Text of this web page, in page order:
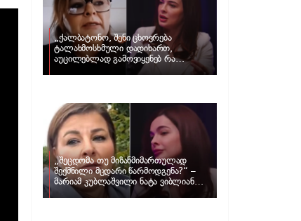
„ქალბატონო, შენი ცხოვრება
ტალახმოსხმული დადიხართ,
აუცილებლად გამოვიყენებ რა
ინფორმაციაც მაქვს“… – რა
„შეცდომა თუ მიზანმიმართულად
შექმნილი მცდარი წარმოდგენა?“ –
მარიამ კუბლაშვილი ნატა ვიბლიანის
საქმეზე ვიდეომიმართვას ავრცელებს